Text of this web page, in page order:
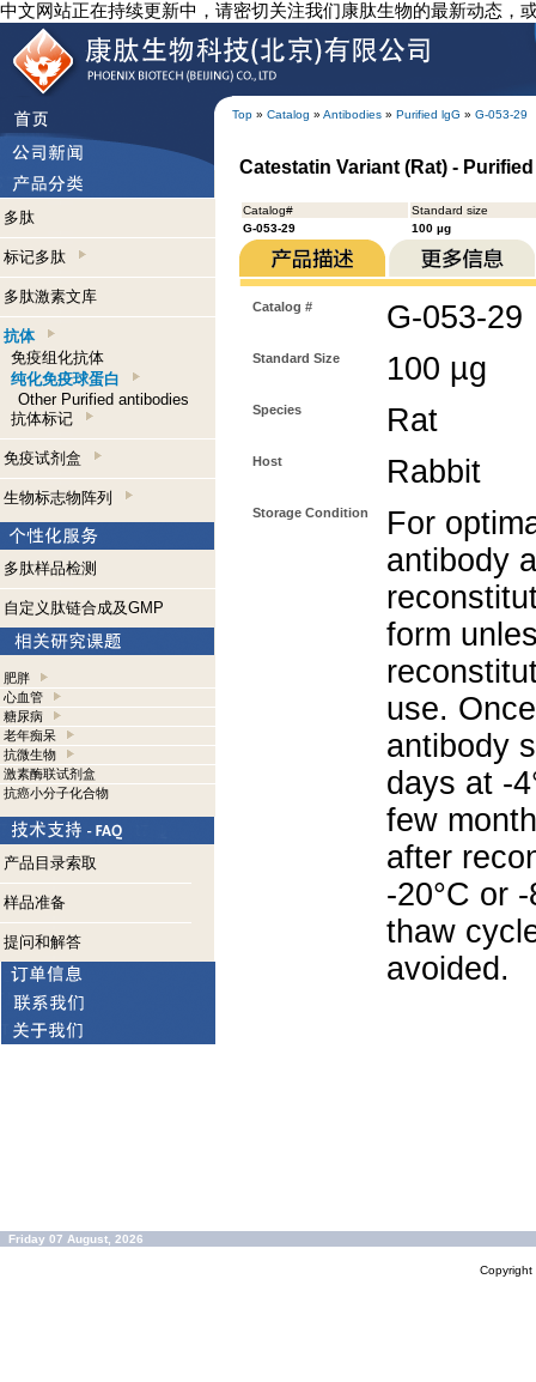
中文网站正在持续更新中，请密切关注我们康肽生物的最新动态，
Top » Catalog » Antibodies » Purified lgG » G-053-29
多肽
标记多肽
多肽激素文库
抗体
免疫组化抗体
纯化免疫球蛋白
Other Purified antibodies
抗体标记
免疫试剂盒
生物标志物阵列
多肽样品检测
自定义肽链合成及GMP
肥胖
心血管
糖尿病
老年痴呆
抗微生物
激素酶联试剂盒
抗癌小分子化合物
产品目录索取
样品准备
提问和解答
Catestatin Variant (Rat) -
Catalog#
Standard size
G-053-29
100 µg
Catalog # G-053-29
Standard Size 100 µg
Species Rat
Host Rabbit
Storage Condition
For
antibody
form
use.
antibody
days at -
few
after
-20°C or
thaw
avoided.
Friday 07 August, 2026